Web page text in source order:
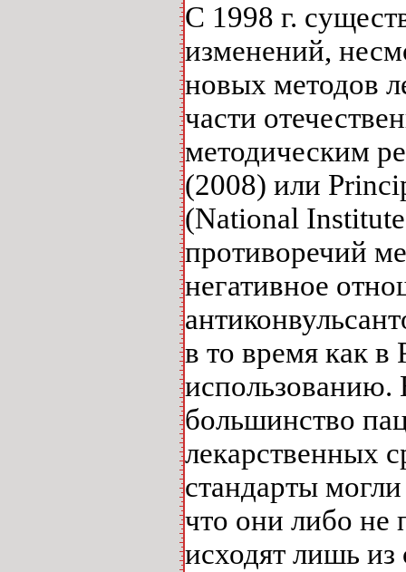
С 1998 г.
изменений,
новых методов
части
методическим
(2008) или
(National
противоречий
негативное
в то время как
использованию.
большинство
лекарственных
стандарты
что они либо не
исходят лишь из